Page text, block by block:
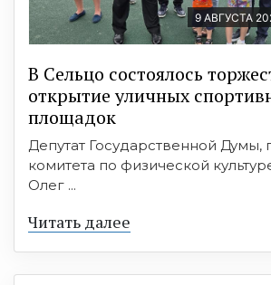
9 АВГУСТА
В Сельцо состоялось
открытие уличных
площадок
Депутат Государственной Думы,
комитета по физической
Олег ...
Читать далее